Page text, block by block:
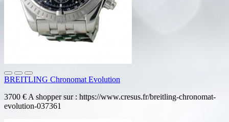
BREITLING Chronomat Evolution
3700 € A shopper sur : https://www.cresus.fr/breitling-chronomat-
evolution-037361